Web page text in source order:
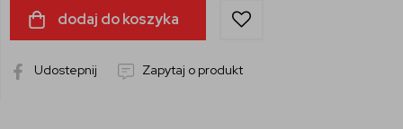
dodaj do koszyka
Udostepnij Zapytaj o produkt